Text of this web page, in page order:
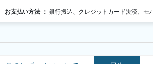
お支払い方法 ： 銀行振込、クレジットカード決済、モ